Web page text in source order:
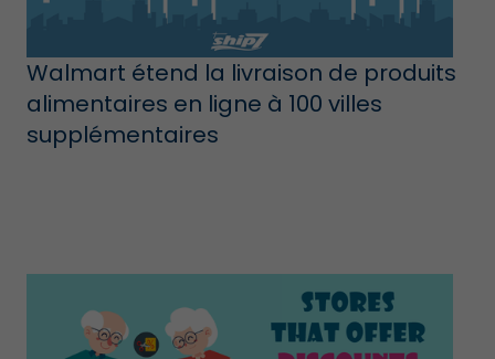
Walmart étend la livraison de produits
alimentaires en ligne à 100 villes
supplémentaires